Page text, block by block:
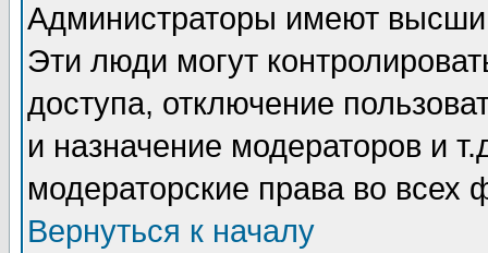
Администраторы имеют
Эти люди могут
доступа, отключение
и назначение модераторов и
модераторские права во всех
Вернуться к началу